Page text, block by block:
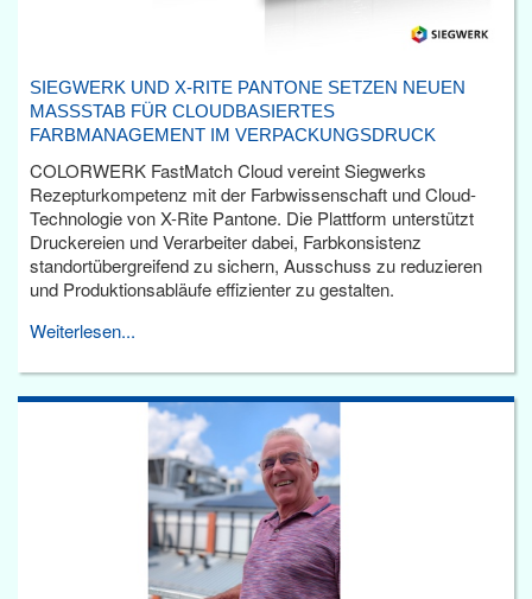
SIEGWERK UND X-RITE PANTONE SETZEN NEUEN
MASSSTAB FÜR CLOUDBASIERTES F
ARBMANAGEMENT IM VERPACKUNGSDRUCK
COLORWERK FastMatch Cloud vereint Siegwerks
Rezepturkompetenz mit der Farbwissenschaft und Cloud-
Technologie von X-Rite Pantone. Die Plattform unterstützt
Druckereien und Verarbeiter dabei, Farbkonsistenz
standortübergreifend zu sichern, Ausschuss zu reduzieren
und Produktionsabläufe effizienter zu gestalten.
Weiterlesen...